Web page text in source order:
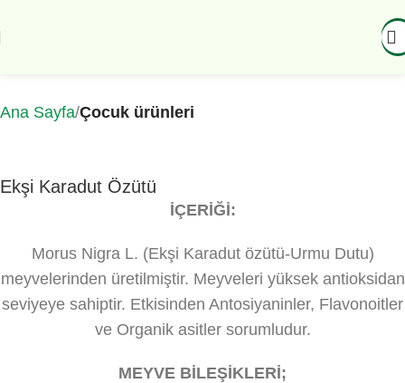
Ana Sayfa Çocuk ürünleri
Ekşi Karadut Özütü
İÇERİĞİ:
Morus Nigra L. (Ekşi Karadut özütü-Urmu Dutu)
meyvelerinden üretilmiştir. Meyveleri yüksek antioksidan
seviyeye sahiptir. Etkisinden Antosiyaninler, Flavonoitler
ve Organik asitler sorumludur.
MEYVE BİLEŞİKLERİ;